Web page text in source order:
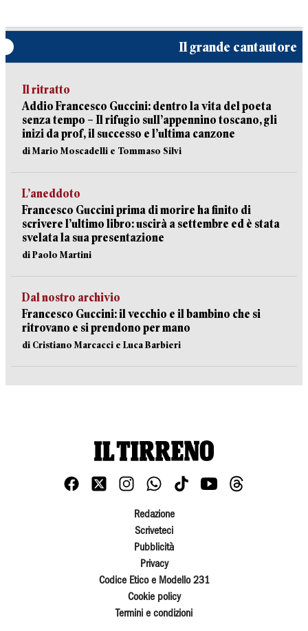
Il grande cantautore
Il ritratto
Addio Francesco Guccini: dentro la vita del poeta
senza tempo – Il rifugio sull’appennino toscano, gli
inizi da prof, il successo e l’ultima canzone
di Mario Moscadelli e Tommaso Silvi
L’aneddoto
Francesco Guccini prima di morire ha finito di
scrivere l’ultimo libro: uscirà a settembre ed è stata
svelata la sua presentazione
di Paolo Martini
Dal nostro archivio
Francesco Guccini: il vecchio e il bambino che si
ritrovano e si prendono per mano
di Cristiano Marcacci e Luca Barbieri
Redazione
Scriveteci
Pubblicità
Privacy
Codice Etico e Modello 231
Cookie policy
Termini e condizioni